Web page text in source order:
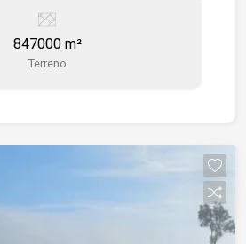
847000 m²
Terreno